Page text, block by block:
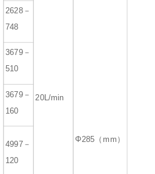
20L/min
Φ285（mm）
2628－
748
3679－
510
3679－
160
4997－
120